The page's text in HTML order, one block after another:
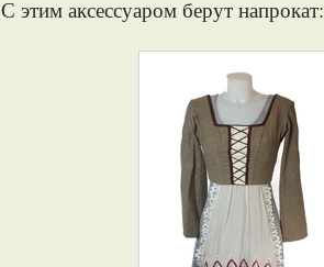
С этим аксессуаром берут напрокат: